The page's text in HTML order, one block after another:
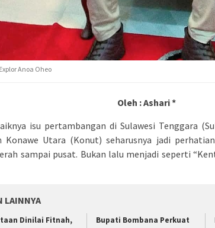
Anoa Oheo
Oleh : Ashari *
isu pertambangan di Sulawesi Tenggara
Konawe Utara (Konut) seharusnya jadi
sampai pusat. Bukan lalu menjadi seperti
LAINNYA
Dinilai Fitnah,
Bupati Bombana Perkuat